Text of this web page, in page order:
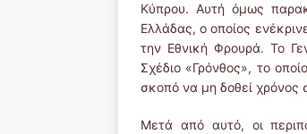
Κύπρου. Αυτή όμως
Ελλάδας, ο οποίος
την Εθνική Φρουρά. Το
Σχέδιο «Γρόνθος», το
σκοπό να μη δοθεί χρόνος
Μετά από αυτό, οι